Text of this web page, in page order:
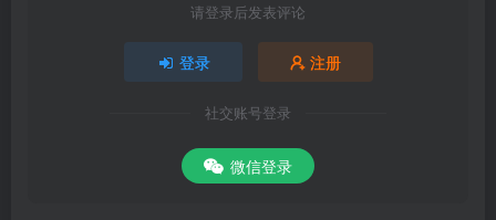
请登录后发表评论
登录 注册
社交账号登录
微信登录